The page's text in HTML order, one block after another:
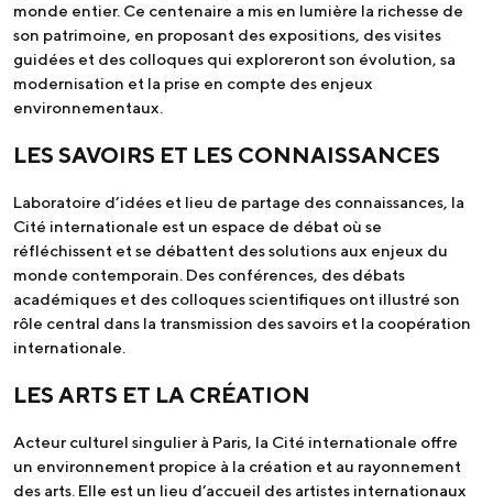
monde entier. Ce centenaire a mis en lumière la richesse de
son patrimoine, en proposant des expositions, des visites
guidées et des colloques qui exploreront son évolution, sa
modernisation et la prise en compte des enjeux
environnementaux.
LES SAVOIRS ET LES CONNAISSANCES
Laboratoire d’idées et lieu de partage des connaissances, la
Cité internationale est un espace de débat où se
réfléchissent et se débattent des solutions aux enjeux du
monde contemporain. Des conférences, des débats
académiques et des colloques scientifiques ont illustré son
rôle central dans la transmission des savoirs et la coopération
internationale.
LES ARTS ET LA CRÉATION
Acteur culturel singulier à Paris, la Cité internationale offre
un environnement propice à la création et au rayonnement
des arts. Elle est un lieu d’accueil des artistes internationaux